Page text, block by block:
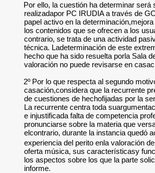
Por ello, la cuestión ha determinar será
realizadapor PC IRUDIA a través de
papel activo en la
los contenidos que se ofrecen a los
contrario, se trata de una actividad
técnica. Ladeterminación de este
hecho que ha sido resuelta porla Sala
valoración no puede revisarse en
2º Por lo que respecta al segundo
casación,considera que la recurrente
de cuestiones de hechofijadas por la
La recurrente centra toda
e injustificada falta de competencia
pronunciarse sobre la materia que
elcontrario, durante la instancia quedó
experiencia del perito enla valoración
oferta música, sus característicasy
los aspectos sobre los que la parte
informe.